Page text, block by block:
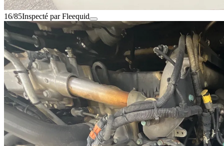
16/85Inspecté par Fleequid